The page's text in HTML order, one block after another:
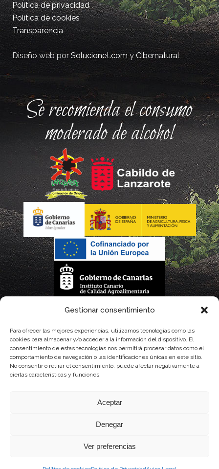
Gestionar consentimiento
Para ofrecer las mejores experiencias, utilizamos tecnologías como las
cookies para almacenar y/o acceder a la información del dispositivo. El
consentimiento de estas tecnologías nos permitirá procesar datos como el
comportamiento de navegación o las identificaciones únicas en este sitio.
No consentir o retirar el consentimiento, puede afectar negativamente a
ciertas características y funciones.
Aceptar
Denegar
Ver preferencias
Política de privacidad
Política de cookies
Transparencia
Diseño web porSolucionet.comyCibernatural
Se recomienda el consumo
moderado de alcohol
La gestión de la DOP Lanzarote realizada por este Consejo Regulador es financiada,
con fondos provenientes del presupuesto de gastos del Instituto Canario de
Calidad Agroalimentaria